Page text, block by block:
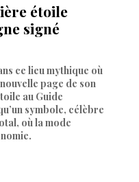
étoile
signé
ce lieu mythique où
page de son
au Guide
symbole, célèbre
où la mode